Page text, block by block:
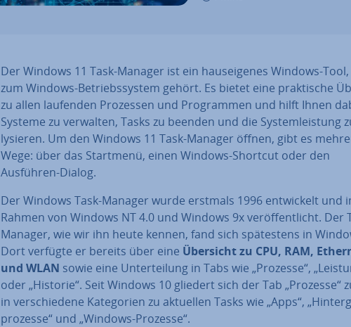
Der Windows 11 Task-Manager ist ein haus­ei­ge­nes Windows-Tool,
zum Windows-Be­triebs­sys­tem gehört. Es bietet eine prak­ti­sche
zu allen laufenden Prozessen und Pro­gram­men und hilft Ihnen
Systeme zu verwalten, Tasks zu beenden und die Sys­tem­leis­tung
ly­sie­ren. Um den Windows 11 Task-Manager öffnen, gibt es
Wege: über das Startmenü, einen Windows-Shortcut oder den
Ausführen-Dialog.
Der Windows Task-Manager wurde erstmals 1996 ent­wi­ckelt und
Rahmen von Windows NT 4.0 und Windows 9x ver­öf­fent­licht. Der
Manager, wie wir ihn heute kennen, fand sich spä­tes­tens in
Dort verfügte er bereits über eine Übersicht zu CPU, RAM,
und WLAN sowie eine Un­ter­tei­lung in Tabs wie „Prozesse“,
oder „Historie“. Seit Windows 10 gliedert sich der Tab „Prozesse“
in ver­schie­de­ne Ka­te­go­rien zu aktuellen Tasks wie „Apps“,
pro­zes­se“ und „Windows-Prozesse“.